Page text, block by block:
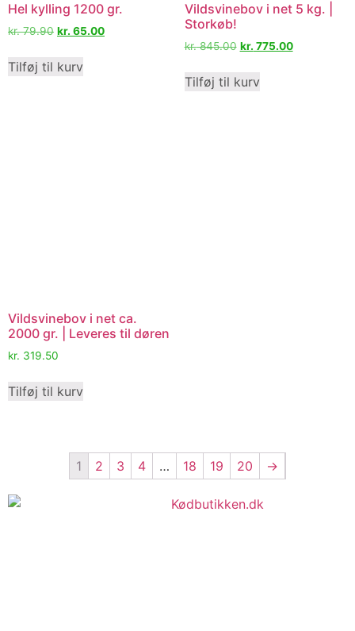
Hel kylling 1200 gr.
kr.79.90 kr. 65.00
Tilføj til kurv
Vildsvinebov i net 5 kg. |
Storkøb!
kr.845.00 kr. 775.00
Tilføj til kurv
Vildsvinebov i net ca.
2000 gr. | Leveres til døren
kr. 319.50
Tilføj til kurv
1 2 3 4 … 18 19 20 →